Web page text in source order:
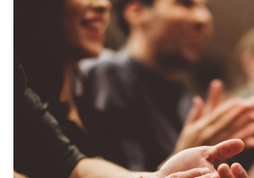
Uitgelichte bestemmingen
Alle steden
Phoenix